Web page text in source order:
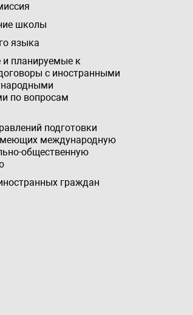
школы
языка
планируемые к
с иностранными
по вопросам
подготовки
международную
общественную
граждан